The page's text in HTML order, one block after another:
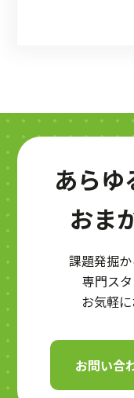
あらゆ
おま
課題発掘
専門ス
お気軽
お問い合